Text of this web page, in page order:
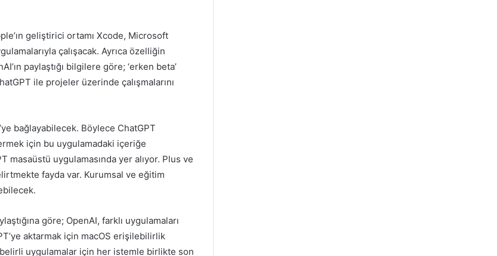
geliştirici ortamı Xcode, Microsoft
çalışacak. Ayrıca özelliğin
paylaştığı bilgilere göre; ‘erken beta’
ile projeler üzerinde çalışmalarını
bağlayabilecek. Böylece ChatGPT
için bu uygulamadaki içeriğe
masaüstü uygulamasında yer alıyor. Plus ve
fayda var. Kurumsal ve eğitim
göre; OpenAI, farklı uygulamaları
aktarmak için macOS erişilebilirlik
belirli uygulamalar için her istemle birlikte son